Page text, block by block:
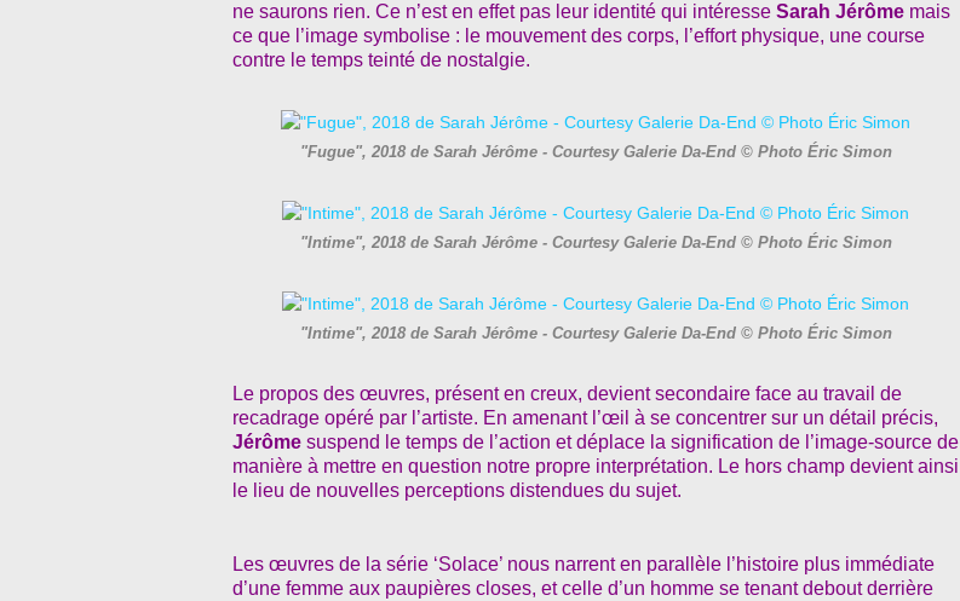
ne saurons rien. Ce n’est en effet pas leur identité qui intéresse Sarah Jérôme mais
ce que l’image symbolise : le mouvement des corps, l’effort physique, une course
contre le temps teinté de nostalgie.
"Fugue", 2018 de Sarah Jérôme - Courtesy Galerie Da-End © Photo Éric Simon
"Intime", 2018 de Sarah Jérôme - Courtesy Galerie Da-End © Photo Éric Simon
"Intime", 2018 de Sarah Jérôme - Courtesy Galerie Da-End © Photo Éric Simon
Le propos des œuvres, présent en creux, devient secondaire face au travail de
recadrage opéré par l’artiste. En amenant l’œil à se concentrer sur un détail précis,
Jérôme suspend le temps de l’action et déplace la signification de l’image-source de
manière à mettre en question notre propre interprétation. Le hors champ devient ainsi
le lieu de nouvelles perceptions distendues du sujet.
Les œuvres de la série ‘Solace’ nous narrent en parallèle l’histoire plus immédiate
d’une femme aux paupières closes, et celle d’un homme se tenant debout derrière